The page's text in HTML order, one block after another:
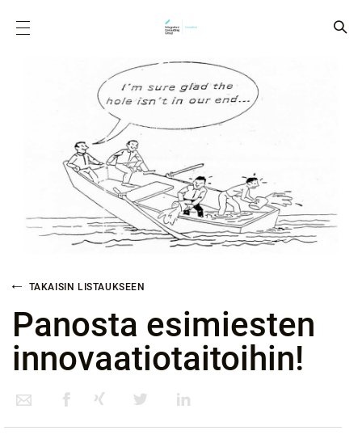
TAKAISIN LISTAUKSEEN
Panosta esimiesten
innovaatio­taitoihin!